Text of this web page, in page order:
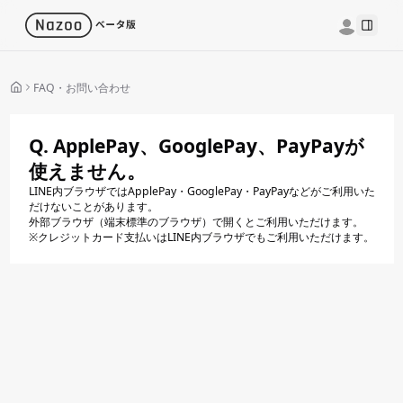
FAQ・お問い合わせ
Q. ApplePay、GooglePay、PayPayが
使えません。
LINE内ブラウザではApplePay・GooglePay・PayPayなどがご利用いた
だけないことがあります。
外部ブラウザ（端末標準のブラウザ）で開くとご利用いただけます。
※クレジットカード支払いはLINE内ブラウザでもご利用いただけます。